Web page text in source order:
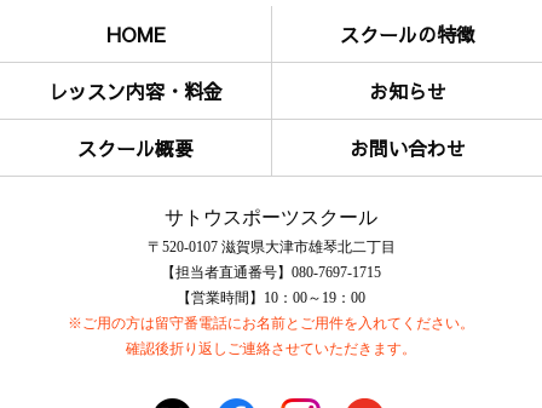
HOME スクールの特徴
レッスン内容・料金 お知らせ
スクール概要 お問い合わせ
サトウスポーツスクール
〒520-0107 滋賀県大津市雄琴北二丁目
【担当者直通番号】080-7697-1715
【営業時間】10：00～19：00
※ご用の方は留守番電話にお名前とご用件を入れてください。
確認後折り返しご連絡させていただきます。